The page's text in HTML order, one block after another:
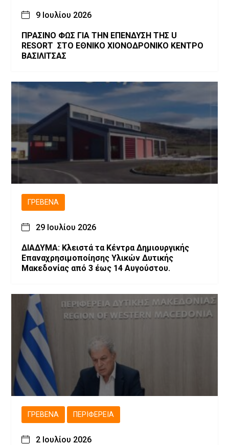
9 Ιουλίου 2026
ΠΡΑΣΙΝΟ ΦΩΣ ΓΙΑ ΤΗΝ ΕΠΕΝΔΥΣΗ ΤΗΣ U
RESORT ΣΤΟ ΕΘΝΙΚΟ ΧΙΟΝΟΔΡΟΝΙΚΟ ΚΕΝΤΡΟ
ΒΑΣΙΛΙΤΣΑΣ
ΓΡΕΒΕΝΆ
29 Ιουλίου 2026
ΔΙΑΔΥΜΑ: Κλειστά τα Κέντρα Δημιουργικής
Επαναχρησιμοποίησης Υλικών Δυτικής
Μακεδονίας από 3 έως 14 Αυγούστου.
ΓΡΕΒΕΝΆ ΠΕΡΙΦΈΡΕΙΑ
2 Ιουλίου 2026